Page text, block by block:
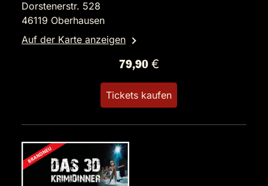
Dorstenerstr. 528
46119 Oberhausen
Auf der Karte anzeigen
79,90 €
Tickets kaufen